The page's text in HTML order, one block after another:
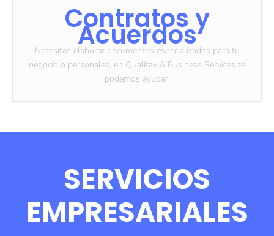
Contratos y
Acuerdos
Necesitas elaborar documentos especializados para tu
negocio o personales, en Qualitax & Business Services te
podemos ayudar.
SERVICIOS
EMPRESARIALES